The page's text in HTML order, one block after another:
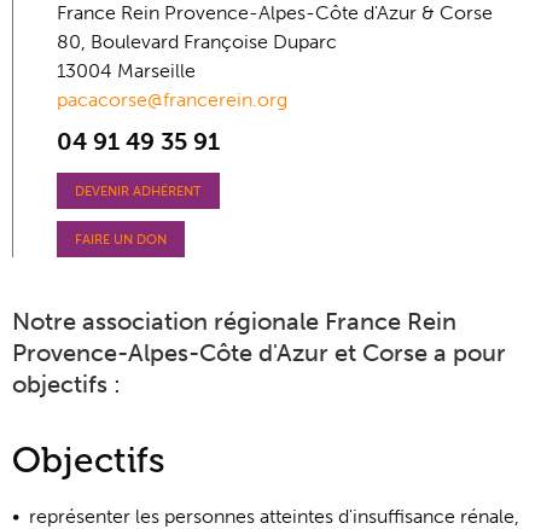
France Rein Provence-Alpes-Côte d'Azur & Corse
80, Boulevard Françoise Duparc
13004 Marseille
pacacorse@francerein.org
04 91 49 35 91
DEVENIR ADHÉRENT
FAIRE UN DON
Notre association régionale France Rein
Provence-Alpes-Côte d'Azur et Corse a pour
objectifs :
Objectifs
représenter les personnes atteintes d'insuffisance rénale,